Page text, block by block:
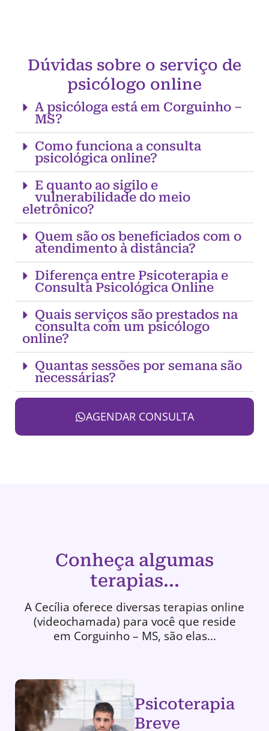
Dúvidas sobre o serviço de
psicólogo online
A psicóloga está em Corguinho –
MS?
Como funciona a consulta
psicológica online?
E quanto ao sigilo e
vulnerabilidade do meio
eletrônico?
Quem são os beneficiados com o
atendimento à distância?
Diferença entre Psicoterapia e
Consulta Psicológica Online
Quais serviços são prestados na
consulta com um psicólogo
online?
Quantas sessões por semana são
necessárias?
AGENDAR CONSULTA
Conheça algumas
terapias...
A Cecília oferece diversas terapias online
(videochamada) para você que reside
em Corguinho – MS, são elas...
Psicoterapia
Breve